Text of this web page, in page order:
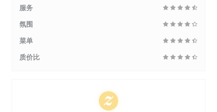
服务
氛围
菜单
质价比